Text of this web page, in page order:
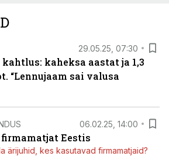
29.05.25, 07:30
kaheksa aastat ja 1,3
“Lennujaam sai valusa
06.02.25, 14:00
Eestis
ärijuhid, kes kasutavad firmamatjaid?